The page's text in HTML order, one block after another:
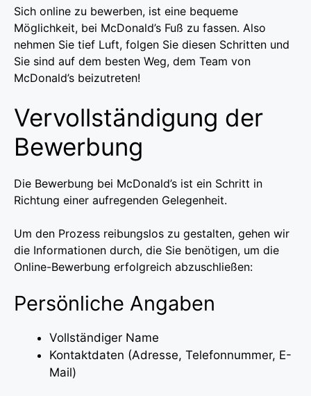
Sich online zu bewerben, ist eine bequeme
Möglichkeit, bei McDonald’s Fuß zu fassen. Also
nehmen Sie tief Luft, folgen Sie diesen Schritten und
Sie sind auf dem besten Weg, dem Team von
McDonald’s beizutreten!
Vervollständigung der
Bewerbung
Die Bewerbung bei McDonald’s ist ein Schritt in
Richtung einer aufregenden Gelegenheit.
Um den Prozess reibungslos zu gestalten, gehen wir
die Informationen durch, die Sie benötigen, um die
Online-Bewerbung erfolgreich abzuschließen:
Persönliche Angaben
Vollständiger Name
Kontaktdaten (Adresse, Telefonnummer, E-
Mail)